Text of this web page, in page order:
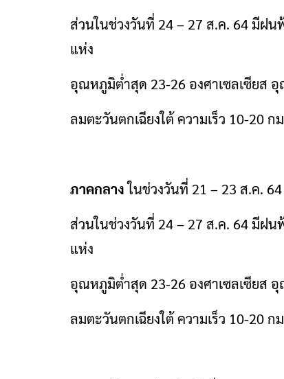
ส่วนในช่วงวันที่ 24 – 27 ส.ค. 64 มีฝ
แห่ง
อุณหภูมิต่ำสุด 23-26 องศาเซลเซียส
ลมตะวันตกเฉียงใต้ ความเร็ว 10-20 ก
ภาคกลางในช่วงวันที่ 21 – 23 ส.ค.
ส่วนในช่วงวันที่ 24 – 27 ส.ค. 64 มีฝ
แห่ง
อุณหภูมิต่ำสุด 23-26 องศาเซลเซียส
ลมตะวันตกเฉียงใต้ ความเร็ว 10-20 ก